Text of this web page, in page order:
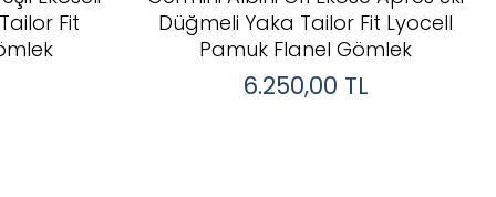
Fit
Düğmeli Yaka Tailor Fit Lyocell
Pamuk Flanel Gömlek
6.250,00 TL